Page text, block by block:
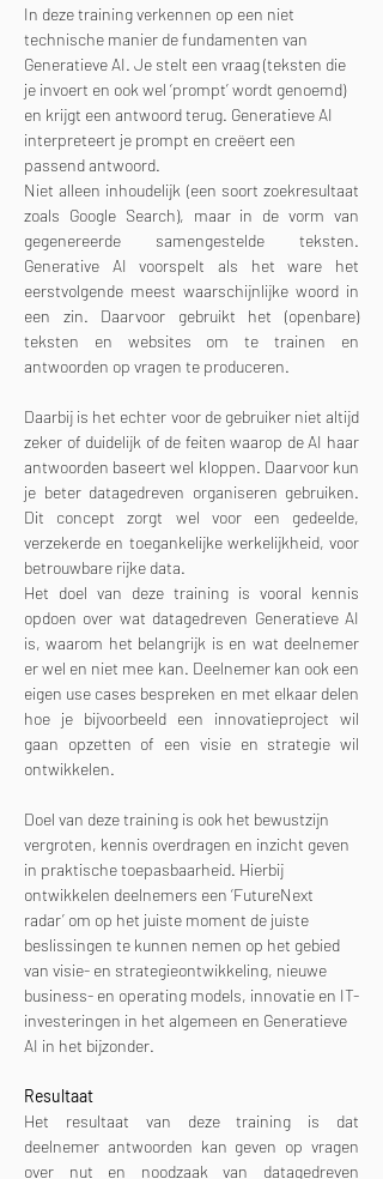
In deze training verkennen op een niet
technische manier de fundamenten van
Generatieve AI. Je stelt een vraag (teksten die
je invoert en ook wel ‘prompt’ wordt genoemd)
en krijgt een antwoord terug. Generatieve AI
interpreteert je prompt en creëert een
passend antwoord.
Niet alleen inhoudelijk (een soort zoekresultaat
zoals Google Search), maar in de vorm van
gegenereerde samengestelde teksten.
Generative AI voorspelt als het ware het
eerstvolgende meest waarschijnlijke woord in
een zin. Daarvoor gebruikt het (openbare)
teksten en websites om te trainen en
antwoorden op vragen te produceren.
Daarbij is het echter voor de gebruiker niet altijd
zeker of duidelijk of de feiten waarop de AI haar
antwoorden baseert wel kloppen. Daarvoor kun
je beter datagedreven organiseren gebruiken.
Dit concept zorgt wel voor een gedeelde,
verzekerde en toegankelijke werkelijkheid, voor
betrouwbare rijke data.
Het doel van deze training is vooral kennis
opdoen over wat datagedreven Generatieve AI
is, waarom het belangrijk is en wat deelnemer
er wel en niet mee kan. Deelnemer kan ook een
eigen use cases bespreken en met elkaar delen
hoe je bijvoorbeeld een innovatieproject wil
gaan opzetten of een visie en strategie wil
ontwikkelen.
Doel van deze training is ook het bewustzijn
vergroten, kennis overdragen en inzicht geven
in praktische toepasbaarheid. Hierbij
ontwikkelen deelnemers een ‘FutureNext
radar’ om op het juiste moment de juiste
beslissingen te kunnen nemen op het gebied
van visie- en strategieontwikkeling, nieuwe
business- en operating models, innovatie en IT-
investeringen in het algemeen en Generatieve
AI in het bijzonder.
Resultaat
Het resultaat van deze training is dat
deelnemer antwoorden kan geven op vragen
over nut en noodzaak van datagedreven